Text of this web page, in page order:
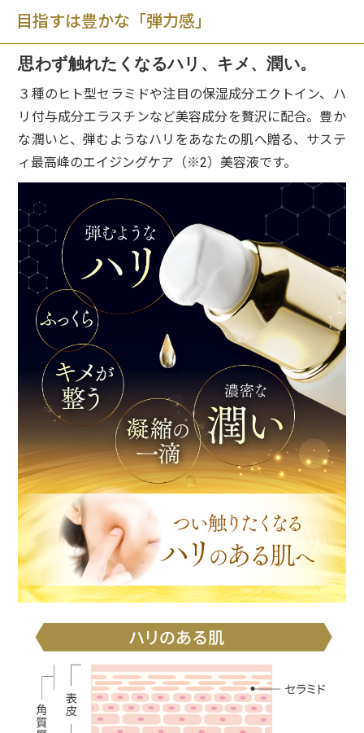
目指すは豊かな「弾力感」
思わず触れたくなるハリ、キメ、潤い。
３種のヒト型セラミドや注目の保湿成分エクトイン、ハ
リ付与成分エラスチンなど美容成分を贅沢に配合。豊か
な潤いと、弾むようなハリをあなたの肌へ贈る、サステ
ィ最高峰のエイジングケア（※2）美容液です。